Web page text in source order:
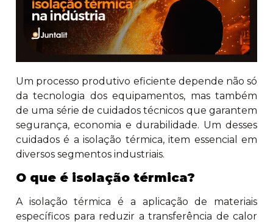
Um processo produtivo eficiente depende não só
da tecnologia dos equipamentos, mas também
de uma série de cuidados técnicos que garantem
segurança, economia e durabilidade. Um desses
cuidados é a isolação térmica, item essencial em
diversos segmentos industriais.
O que é isolação térmica?
A isolação térmica é a aplicação de materiais
específicos para reduzir a transferência de calor